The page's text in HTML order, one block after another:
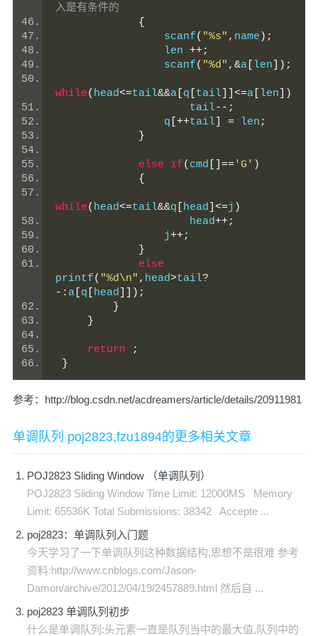
入是有条件的
{
                 scanf
( "%s" , name );
                 len
++;
                 scanf
( "%d" ,&a len ]);
while( head<=tail&&a q tail ]]<=a len ])
                     tail
--;
                 q
[++tail = len ;
}
else if( cmd []=='G' )
{
while( head<=tail&&q head ]<=j )
                     head
++;
                 j
++;
}
else
printf( "%d\n" , head>tail?
-: a q head ]]);
}
}
return
;
}
参考： http://blog.csdn.net/acdreamers/article/details/20911981
单调队列 poj2823,fzu1894的更多相关文章
POJ2823 Sliding Window （单调队列）
POJ2823 Sliding Window Time Limit: 12000MS Memory
Limit: 65536K Total Submissions: 38342 Accepte ...
poj2823：单调队列入门题
今天学习了一下单调队列这种数据结构,思想不是很难 参考
资料:http://www.cnblogs.com/Jason-
Damon/archive/2012/04/19/2457889.html 然后自 ...
poj2823 单调队列初步
什么是单调队列:头元素一直是队列当中的最大值,队列中的